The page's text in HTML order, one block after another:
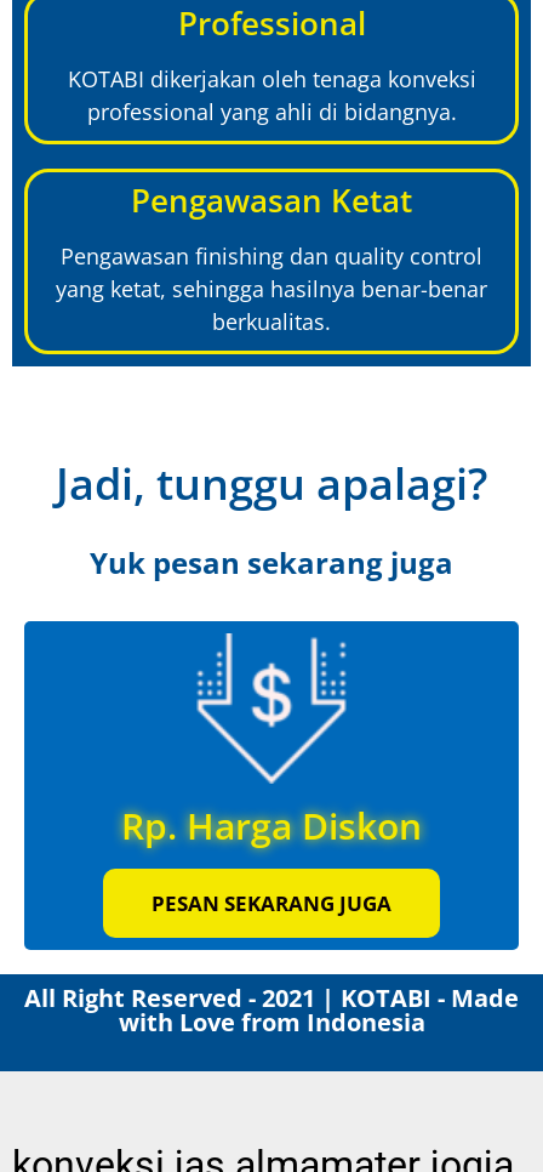
Professional
KOTABI dikerjakan oleh tenaga konveksi
professional yang ahli di bidangnya.
Pengawasan Ketat
Pengawasan finishing dan quality control
yang ketat, sehingga hasilnya benar-benar
berkualitas.
Jadi, tunggu apalagi?
Yuk pesan sekarang juga
Rp. Harga Diskon
PESAN SEKARANG JUGA
All Right Reserved - 2021 | KOTABI - Made
with Love from Indonesia